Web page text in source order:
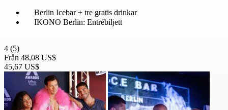
Berlin Icebar + tre gratis drinkar
IKONO Berlin: Entrébiljett
4 (5)
Från 48,08 US$
45,67 US$